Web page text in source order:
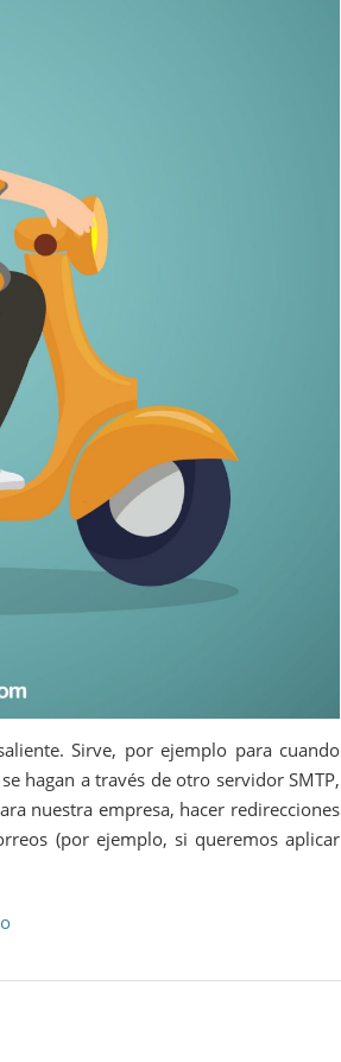
Sirve, por ejemplo para cuando
hagan a través de otro servidor SMTP,
nuestra empresa, hacer redirecciones
(por ejemplo, si queremos aplicar